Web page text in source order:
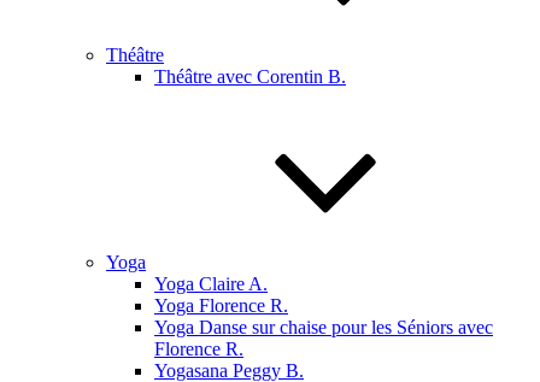
Théâtre
Théâtre avec Corentin B.
Yoga
Yoga Claire A.
Yoga Florence R.
Yoga Danse sur chaise pour les Séniors avec
Florence R.
Yogasana Peggy B.